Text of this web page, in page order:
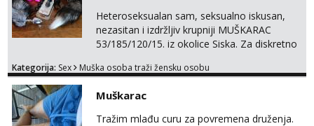
Heteroseksualan sam, seksualno iskusan,
nezasitan i izdržljiv krupniji MUŠKARAC
53/185/120/15. iz okolice Siska. Za diskretno
VEČER u ZAGREBU tražim MLAĐU ŽENU bez
udaljenost konkretno zainteresiranu za SEKS
bez TABUA i KONDOMA upotpunjen SEKS
Kategorija: Sex Muška osoba traži žensku osobu
Muškarac
Tražim mlađu curu za povremena druženja.